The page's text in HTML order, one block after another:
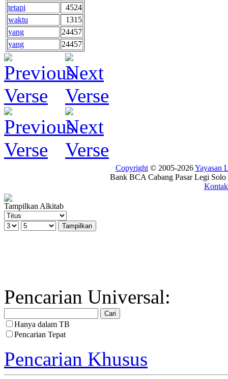
tetapi
4524
waktu
1315
yang
24457
yang
24457
Copyright© 2005-2026Yayasan
Bank BCA Cabang Pasar Legi
Kontak
Tampilkan Alkitab
Pencarian Universal:
Hanya dalam TB
Pencarian Tepat
Pencarian Khusus